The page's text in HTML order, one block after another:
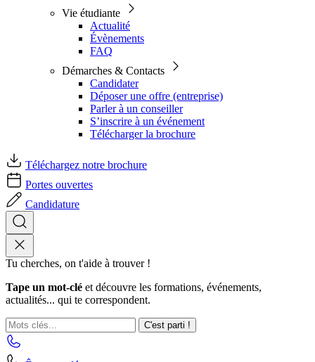
Vie étudiante
Actualité
Évènements
FAQ
Démarches & Contacts
Candidater
Déposer une offre (entreprise)
Parler à un conseiller
S’inscrire à un événement
Télécharger la brochure
Téléchargez notre brochure
Portes ouvertes
Candidature
Tu cherches, on t'aide à trouver !
Tape un mot-clé et découvre les formations, événements,
actualités... qui te correspondent.
C'est parti !